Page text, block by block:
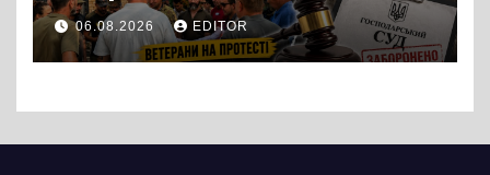
протест до стін
підприємства ТОВ «Омега
Три», що займається
06.08.2026 EDITOR